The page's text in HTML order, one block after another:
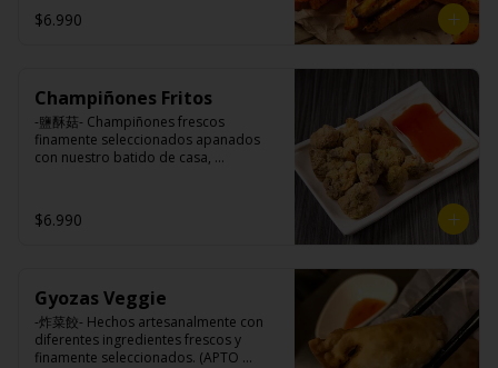
Ingredientes:
$6.990
Champiñones Fritos
-鹽酥菇- Champiñones frescos
finamente seleccionados apanados
con nuestro batido de casa,
por dentro.
Champiñones, pimienta, sal, ajo,
cebollín, azúcar), huevo, aceite, agua,
maicena, harina tapioca, harina trigo,
sal.
$6.990
Gyozas Veggie
-炸菜餃- Hechos artesanalmente con
diferentes ingredientes frescos y
finamente seleccionados. (APTO